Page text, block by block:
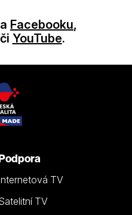
Facebooku,
či YouTube.
TV
TV